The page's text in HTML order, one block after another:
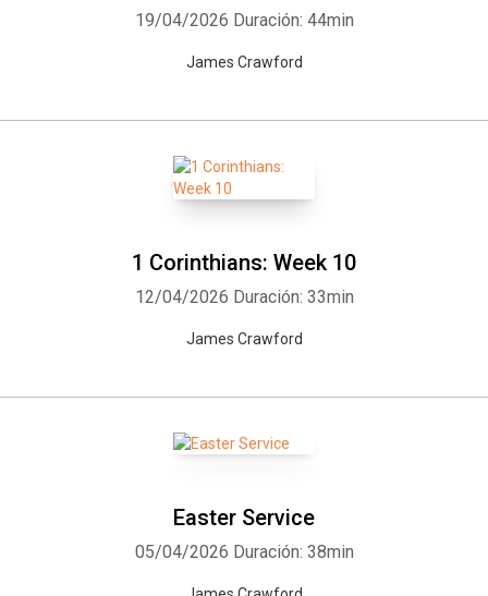
19/04/2026 Duración: 44min
James Crawford
1 Corinthians: Week 10
12/04/2026 Duración: 33min
James Crawford
Easter Service
05/04/2026 Duración: 38min